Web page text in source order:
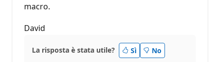
macro.
David
La risposta è stata utile? Sì No